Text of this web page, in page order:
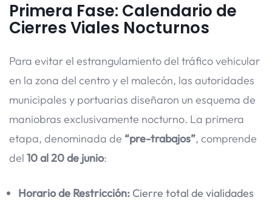
Primera Fase: Calendario de
Cierres Viales Nocturnos
Para evitar el estrangulamiento del tráfico vehicular
en la zona del centro y el malecón, las autoridades
municipales y portuarias diseñaron un esquema de
maniobras exclusivamente nocturno. La primera
etapa, denominada de “pre-trabajos”, comprende
del 10 al 20 de junio:
Horario de Restricción: Cierre total de vialidades